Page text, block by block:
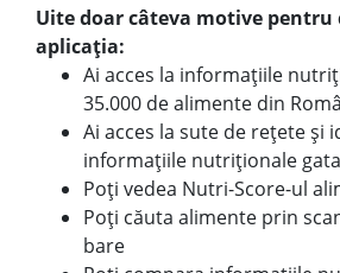
Uite doar câteva motive pentru
aplicația:
Ai acces la informațiile
35.000 de alimente din
Ai acces la sute de rețete și
informațiile nutriționale
Poți vedea Nutri-Score-ul
Poți căuta alimente prin
bare